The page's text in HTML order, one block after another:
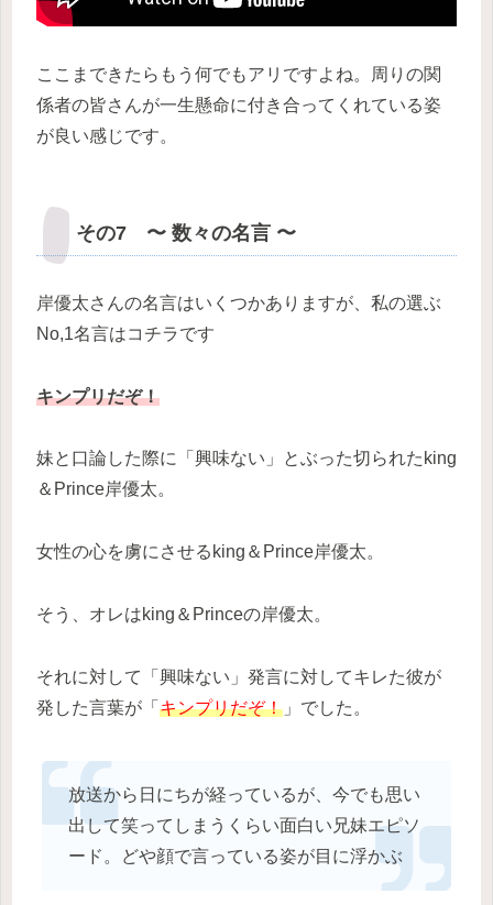
ここまできたらもう何でもアリですよね。周りの関
係者の皆さんが一生懸命に付き合ってくれている姿
が良い感じです。
その7 〜 数々の名言 〜
岸優太さんの名言はいくつかありますが、私の選ぶ
No,1名言はコチラです
キンプリだぞ！
妹と口論した際に「興味ない」とぶった切られたking
＆Prince岸優太。
女性の心を虜にさせるking＆Prince岸優太。
そう、オレはking＆Princeの岸優太。
それに対して「興味ない」発言に対してキレた彼が
発した言葉が「 キンプリだぞ！ 」でした。
放送から日にちが経っているが、今でも思い
出して笑ってしまうくらい面白い兄妹エピソ
ード。どや顔で言っている姿が目に浮かぶ